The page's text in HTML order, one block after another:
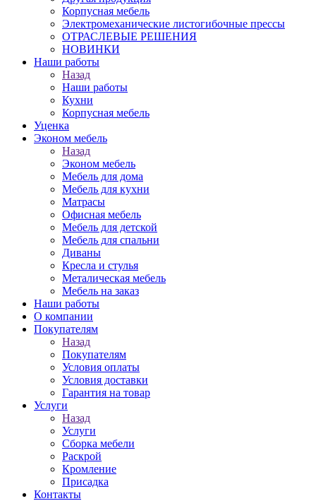
Корпусная мебель
Электромеханические листогибочные прессы
ОТРАСЛЕВЫЕ РЕШЕНИЯ
НОВИНКИ
Наши работы
Назад
Наши работы
Кухни
Корпусная мебель
Уценка
Эконом мебель
Назад
Эконом мебель
Мебель для дома
Мебель для кухни
Матрасы
Офисная мебель
Мебель для детской
Мебель для спальни
Диваны
Кресла и стулья
Металическая мебель
Мебель на заказ
Наши работы
О компании
Покупателям
Назад
Покупателям
Условия оплаты
Условия доставки
Гарантия на товар
Услуги
Назад
Услуги
Сборка мебели
Раскрой
Кромление
Присадка
Контакты